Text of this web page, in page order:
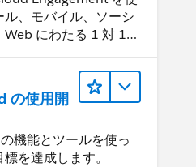
ル、モバイル、ソーシ
Web にわたる 1 対 1
の使用開
機能とツールを使っ
を達成します。